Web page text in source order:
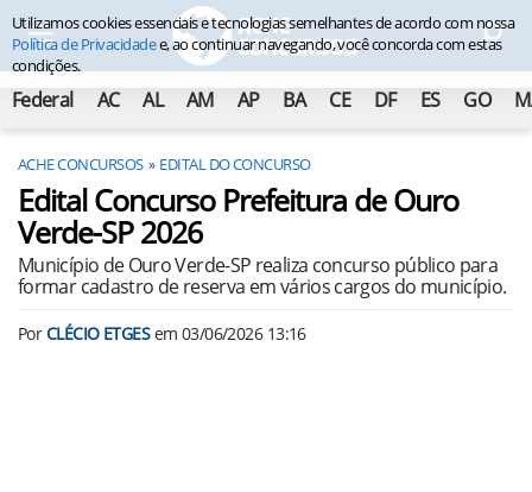
Federal AC AL AM AP BA CE DF ES GO
ACHE CONCURSOS EDITAL DO CONCURSO
Edital Concurso Prefeitura de Ouro
Verde-SP 2026
Município de Ouro Verde-SP realiza concurso público para
formar cadastro de reserva em vários cargos do município.
PorCLÉCIO ETGESem 03/06/2026 13:16
Utilizamos cookies essenciais e tecnologias semelhantes de acordo com nossa
Política de Privacidadee, ao continuar navegando, você concorda com estas
condições.